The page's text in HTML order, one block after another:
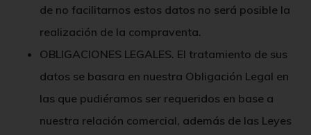
de no facilitarnos estos datos no será posible la
realización de la compraventa.
OBLIGACIONES LEGALES. El tratamiento de sus
datos se basara en nuestra Obligación Legal en
las que pudiéramos ser requeridos en base a
nuestra relación comercial, además de las Leyes